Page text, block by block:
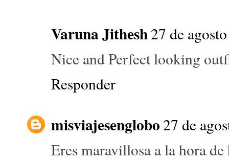
Varuna Jithesh27 de
Nice and Perfect looking
Responder
misviajesenglobo 27 de
Eres maravillosa a la hora